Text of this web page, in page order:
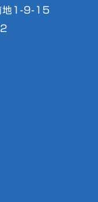
地1-9-15